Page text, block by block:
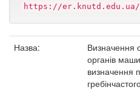
https://er.knutd.edu.ua/
Назва:
Визначення
органів
визначення